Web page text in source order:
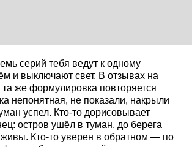
серий тебя ведут к одному
и выключают свет. В отзывах на
же формулировка повторяется
непонятная, не показали, накрыли
успел. Кто-то дорисовывает
остров ушёл в туман, до берега
живы. Кто-то уверен в обратном — по